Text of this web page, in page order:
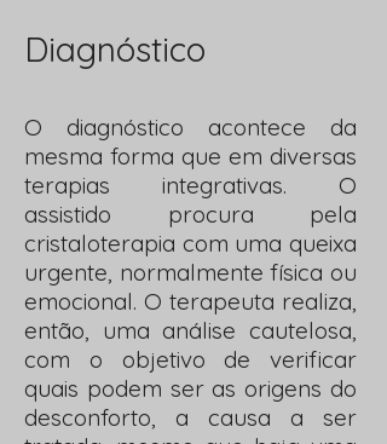
Diagnóstico
O diagnóstico acontece da
mesma forma que em diversas
terapias integrativas. O
assistido procura pela
cristaloterapia com uma queixa
urgente, normalmente física ou
emocional. O terapeuta realiza,
então, uma análise cautelosa,
com o objetivo de verificar
quais podem ser as origens do
desconforto, a causa a ser